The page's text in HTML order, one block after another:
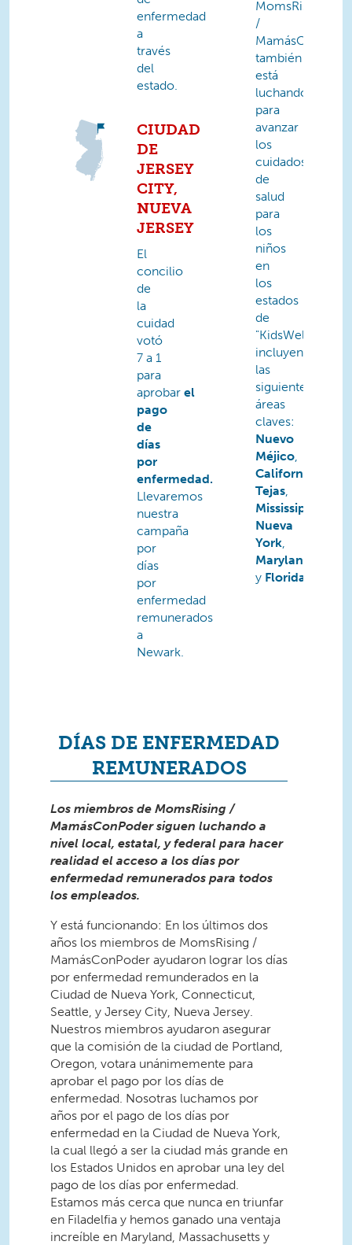
enfermedad
a
través
del
estado.
CIUDAD
DE
JERSEY
CITY,
NUEVA
JERSEY
El
concilio
de
la
cuidad
votó
7 a 1
para
aprobar el
pago
de
días
por
enfermedad.
Llevaremos
nuestra
campaña
por
días
por
enfermedad
remunerados
a
Newark.
MomsRising
/
también
está
luchando
para
avanzar
los
cuidados
de
salud
para
los
niños
en
los
estados
de
"KidsWell",
incluyendo
las
siguientes
áreas
claves:
Nuevo
Méjico,
California
Tejas,
Mississippi
Nueva
York,
Maryland
y Florida
DÍAS DE ENFERMEDAD
REMUNERADOS
Los miembros de MomsRising /
MamásConPoder siguen luchando a
nivel local, estatal, y federal para hacer
realidad el acceso a los días por
enfermedad remunerados para todos
los empleados.
Y está funcionando: En los últimos dos
años los miembros de MomsRising /
MamásConPoder ayudaron lograr los días
por enfermedad remunderados en la
Ciudad de Nueva York, Connecticut,
Seattle, y Jersey City, Nueva Jersey.
Nuestros miembros ayudaron asegurar
que la comisión de la ciudad de Portland,
Oregon, votara unánimemente para
aprobar el pago por los días de
enfermedad. Nosotras luchamos por
años por el pago de los días por
enfermedad en la Ciudad de Nueva York,
la cual llegó a ser la ciudad más grande en
los Estados Unidos en aprobar una ley del
pago de los días por enfermedad.
Estamos más cerca que nunca en triunfar
en Filadelfia y hemos ganado una ventaja
increíble en Maryland, Massachusetts y